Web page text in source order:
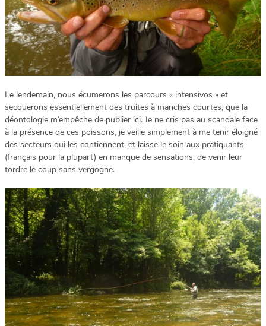
Le lendemain, nous écumerons les parcours « intensivos » et
secouerons essentiellement des truites à manches courtes, que la
déontologie m’empêche de publier ici. Je ne cris pas au scandale face
à la présence de ces poissons, je veille simplement à me tenir éloigné
des secteurs qui les contiennent, et laisse le soin aux pratiquants
(français pour la plupart) en manque de sensations, de venir leur
tordre le coup sans vergogne.